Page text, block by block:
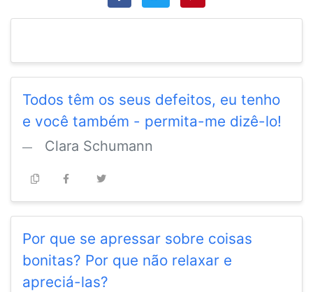
Todos têm os seus defeitos, eu tenho
e você também - permita-me dizê-lo!
Clara Schumann
Por que se apressar sobre coisas
bonitas? Por que não relaxar e
apreciá-las?